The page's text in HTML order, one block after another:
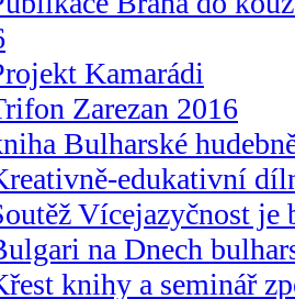
Kamarádi
Zarezan 2016
Bulharské
edukativní
Vícejazyčnost je
na Dnech
knihy a seminář